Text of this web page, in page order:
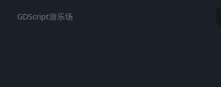
GDScript游乐场